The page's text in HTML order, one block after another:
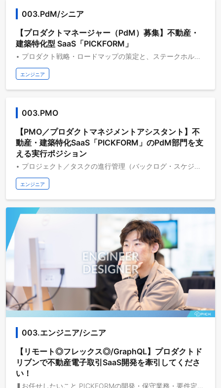
003.PdM/シニア
【プロダクトマネージャー（PdM）募集】不動産・
建築特化型 SaaS「PICKFORM」
• プロダクト戦略・ロードマップの策定と、ステークホルダーとの合意形成 • 要求・要件定義〜仕様策定〜リリースまでの企画開発プロセスのリード • 開発バックログの優先度決定とスケジューリング • 外部サービス・システムとの連携仕様の設計・折衝 • 業界規制を踏まえた仕様判断 • 定量・定性データに基づく課題発見と改善施策の実行、コスト最適化
エンジニア
003.PMO
【PMO／プロダクトマネジメントアシスタント】不
動産・建築特化SaaS「PICKFORM」のPdM部門を支
える実行ポジション
• プロジェクト／タスクの進行管理（バックログ・スケジュール・課題の可視化と追跡） • リリース前のQA：動作確認、不具合の起票・再現確認・修正後の確認 • 仕様書・議事録・社内マニュアル等のドキュメント作成・整備 • 提案資料・社内資料・プロダクト説明資料等の作成 • 開発／デザイン／Biz／CS間の連絡・調整、会議の準備と論点整理 • 外部サービス連携や規制対応に関する情報収集・一次調査の補助 • PdM部門の定例運用（OKR管理、週次レポート作成 等）のサポート
エンジニア
003.エンジニア/シニア
【リモート◎フレックス◎/GraphQL】プロダクトド
リブンで不動産電子取引SaaS開発を牽引してくださ
い！
❚お任せしたいこと PICKFORMの開発・保守業務・要件定義を行っていただきます。 １）開発業務 ・FE, BE, Infraの開発業務。スキル・興味に合わせてフルスタックに開発をする。 ２）保守業務 ・Sentryのアラート監視や、bizからのトラブル対応をする ３）要件定義 ・スキルによっては要件定義から入っても頂ける。 【技術スタック】 ・FE: TypeScript, Nextjs, Reactjs, ChakraUI ・BE: TypeScript, Nestjs, Nodejs, Prisma, GraphQL ・Infra: GCP, Terraform, Firebase, MySQL ＜変更範囲＞ 会社が指定する業務 ❚職種の魅力 開発メンバーほぼ全員がFE, BE, Infraをフルスタックに担当しながら開発を行っております。スクラム開発を行っており、興味に応じて好きなタスクを取って頂くスタイルで開発を行っております。メンバーによっては、デザイン・要件定義など職種に囚われないような働き方をしています。 ❚選考フロー 1次面接：部門責任者or人事責任者 最終面接：役員 ※最終面接前にリファレンスチェックがあります。 ※フローは適宜変更になる可能性があります。